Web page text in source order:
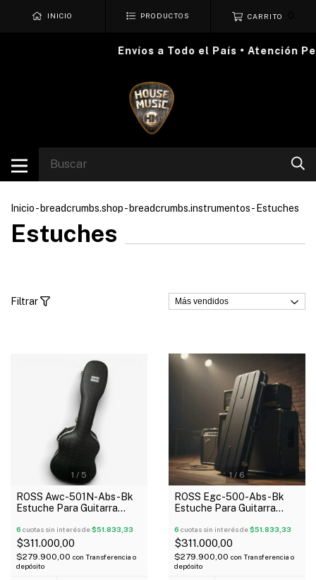
INICIO PRODUCTOS CARRITO
Envíos a Todo el País • Atención
Inicio- breadcrumbs.shop- breadcrumbs.instrumentos- Estuches
Estuches
Filtrar
1 / 5
ROSS Awc-501N-Abs-Bk
Estuche Para Guitarra
Acolchado
6 cuotas sin interés de$51.833,33
$311.000,00
$279.900,00 con Transferencia o
depósito
1 / 6
ROSS Egc-500-Abs-Bk
Estuche Para Guitarra
Acolchado
6 cuotas sin interés de$51.833,33
$311.000,00
$279.900,00 con Transferencia o
depósito